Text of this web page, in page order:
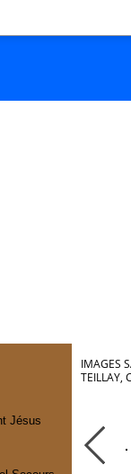
Jésus
IMAGES
TEILLAY,